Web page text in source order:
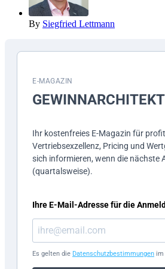
By Siegfried Lettmann
E-MAGAZIN
Ihr kostenfreies E-Magazin für
Vertriebsexzellenz, Pricing und
sich informieren, wenn die nächste
(quartalsweise).
Ihre E-Mail-Adresse für die
Es gelten die Datenschutzbestimmungen im